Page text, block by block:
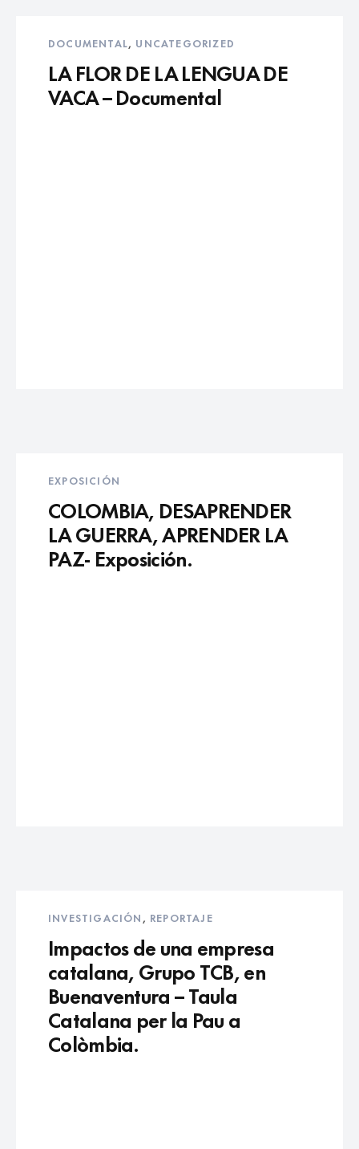
DOCUMENTAL, UNCATEGORIZED
LA FLOR DE LA LENGUA DE
VACA – Documental
EXPOSICIÓN
COLOMBIA, DESAPRENDER
LA GUERRA, APRENDER LA
PAZ- Exposición.
INVESTIGACIÓN , REPORTAJE
Impactos de una empresa
catalana, Grupo TCB, en
Buenaventura – Taula
Catalana per la Pau a
Colòmbia.